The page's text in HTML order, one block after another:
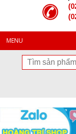
MENU